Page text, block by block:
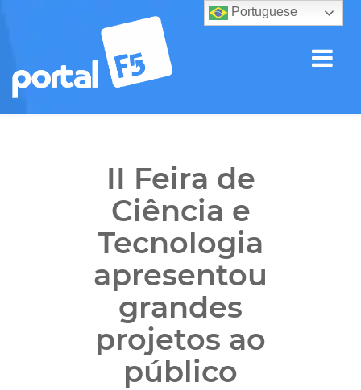
II Feira de
Ciência e
Tecnologia
apresentou
grandes
projetos ao
público
Portuguese